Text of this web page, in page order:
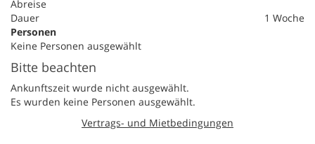
Abreise
Dauer
1 Woche
Personen
Keine Personen ausgewählt
Bitte beachten
Ankunftszeit wurde nicht ausgewählt.
Es wurden keine Personen ausgewählt.
Vertrags- und Mietbedingungen